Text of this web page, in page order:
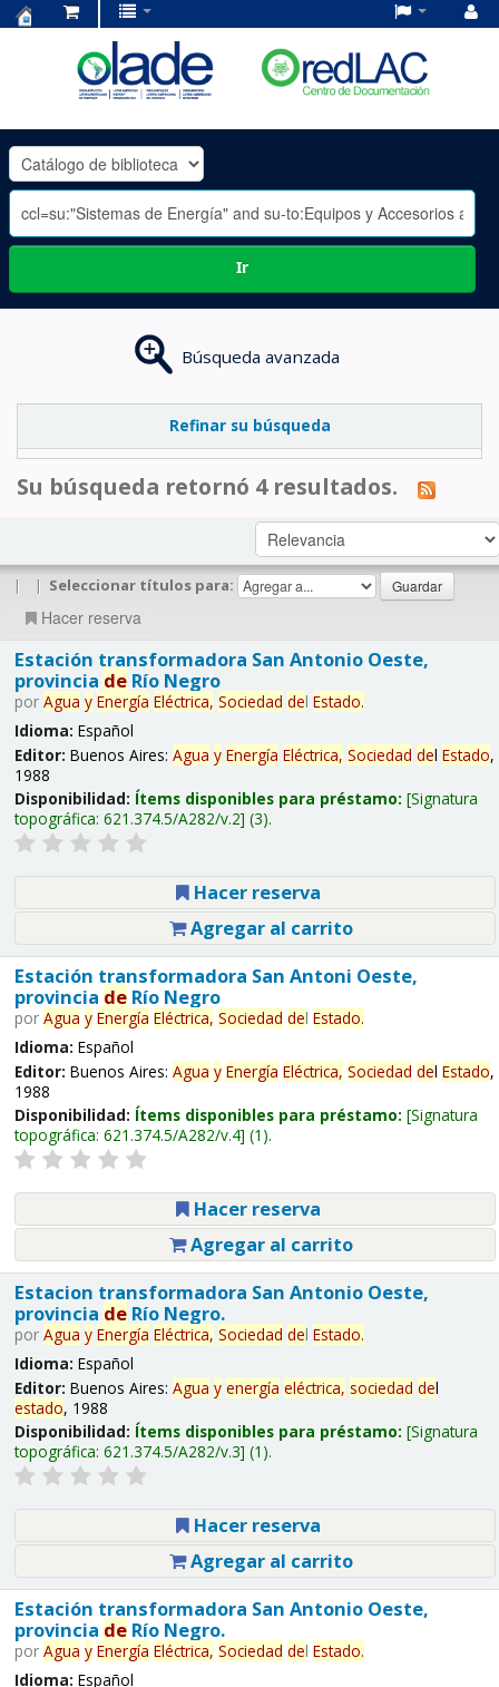
OLADE
-
Ir
Búsqueda avanzada
Refinar su búsqueda
Su búsqueda retornó 4 resultados.
| | Seleccionar títulos para:
Hacer reserva
Estación transformadora San Antonio Oeste,
provincia deRío Negro
por Agua y Energía Eléctrica, Sociedad del Estado.
Idioma: Español
Editor: Buenos Aires: Agua y Energía Eléctrica, Sociedad del Estado,
1988
Disponibilidad: Ítems disponibles para préstamo: Signatura
topográfica: 621.374.5/A282/v.2 (3).
Hacer reserva
Agregar al carrito
Estación transformadora San Antoni Oeste,
provincia deRío Negro
por Agua y Energía Eléctrica, Sociedad del Estado.
Idioma: Español
Editor: Buenos Aires: Agua y Energía Eléctrica, Sociedad del Estado,
1988
Disponibilidad: Ítems disponibles para préstamo: Signatura
topográfica: 621.374.5/A282/v.4 (1).
Hacer reserva
Agregar al carrito
Estacion transformadora San Antonio Oeste,
provincia deRío Negro.
por Agua y Energía Eléctrica, Sociedad del Estado.
Idioma: Español
Editor: Buenos Aires: Agua y energía eléctrica, sociedad del
estado, 1988
Disponibilidad: Ítems disponibles para préstamo: Signatura
topográfica: 621.374.5/A282/v.3 (1).
Hacer reserva
Agregar al carrito
Estación transformadora San Antonio Oeste,
provincia deRío Negro.
por Agua y Energía Eléctrica, Sociedad del Estado.
Idioma: Español